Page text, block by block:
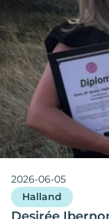
2026-06-05
Halland